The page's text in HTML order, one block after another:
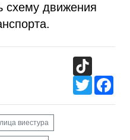
схему движения
Twitter
виестура